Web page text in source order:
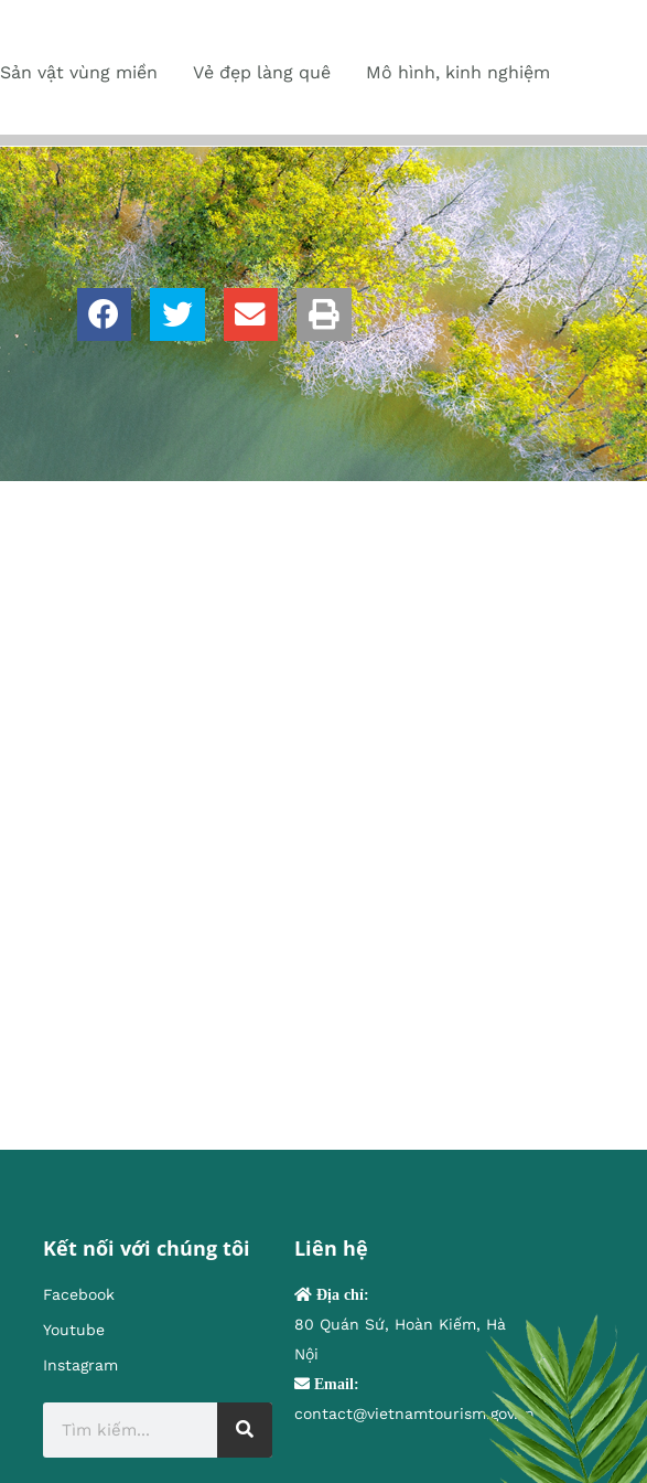
Sản vật vùng miền Vẻ đẹp làng quê Mô hình, kinh nghiệm
Kết nối với chúng tôi
Facebook
Youtube
Instagram
Liên hệ
Địa chỉ:
80 Quán Sứ, Hoàn Kiếm, Hà
Nội
Email:
contact@vietnamtourism.gov.vn